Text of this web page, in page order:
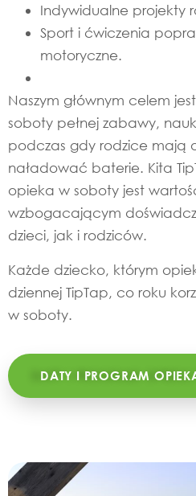
Indywidualne projekty
Sport i ćwiczenia
motoryczne.
Naszym głównym celem
soboty pełnej zabawy,
podczas gdy rodzice mają
naładować baterie. Kita
opieka w soboty jest
wzbogacającym
dzieci, jak i rodziców.
Każde dziecko, którym
dziennej TipTap, co roku
w soboty.
DATY I PROGRAM